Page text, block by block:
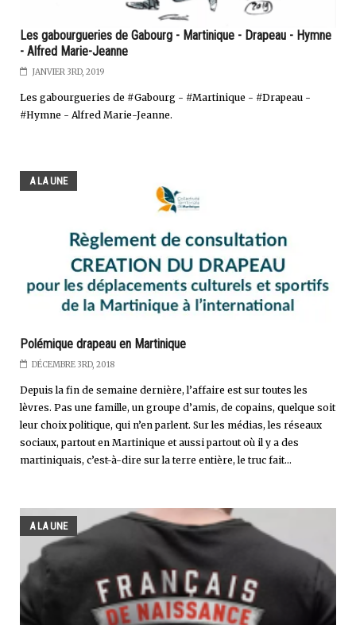
Les gabourgueries de Gabourg - Martinique - Drapeau - Hymne
- Alfred Marie-Jeanne
JANVIER 3RD, 2019
Les gabourgueries de #Gabourg - #Martinique - #Drapeau -
#Hymne - Alfred Marie-Jeanne.
A LA UNE
Polémique drapeau en Martinique
DÉCEMBRE 3RD, 2018
Depuis la fin de semaine dernière, l’affaire est sur toutes les
lèvres. Pas une famille, un groupe d’amis, de copains, quelque soit
leur choix politique, qui n’en parlent. Sur les médias, les réseaux
sociaux, partout en Martinique et aussi partout où il y a des
martiniquais, c’est-à-dire sur la terre entière, le truc fait...
A LA UNE